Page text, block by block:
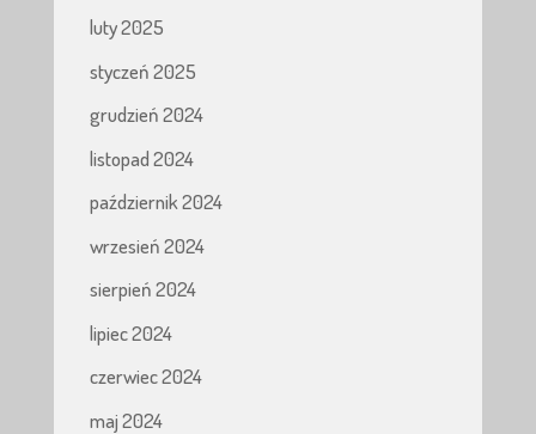
luty 2025
styczeń 2025
grudzień 2024
listopad 2024
październik 2024
wrzesień 2024
sierpień 2024
lipiec 2024
czerwiec 2024
maj 2024